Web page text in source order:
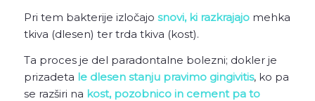
Pri tem bakterije izločajo snovi, ki razkrajajomehka
tkiva (dlesen) ter trda tkiva (kost).
Ta proces je del paradontalne bolezni; dokler je
prizadeta le dlesen stanju pravimo gingivitis, ko pa
se razširi na kost, pozobnico in cement pa to